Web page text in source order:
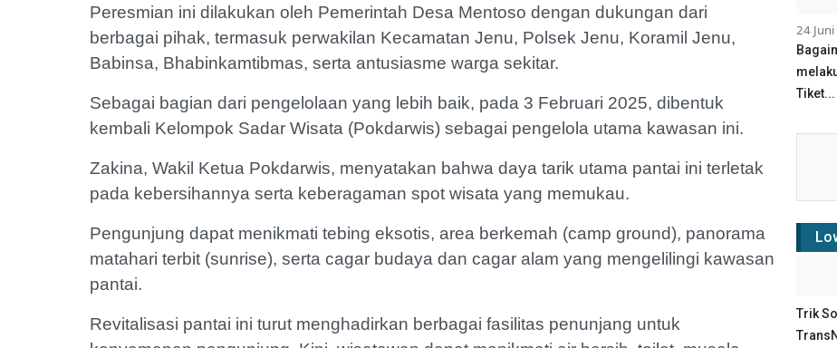
Peresmian ini dilakukan oleh Pemerintah Desa Mentoso dengan dukungan dari
berbagai pihak, termasuk perwakilan Kecamatan Jenu, Polsek Jenu, Koramil Jenu,
Babinsa, Bhabinkamtibmas, serta antusiasme warga sekitar.
Sebagai bagian dari pengelolaan yang lebih baik, pada 3 Februari 2025, dibentuk
kembali Kelompok Sadar Wisata (Pokdarwis) sebagai pengelola utama kawasan ini.
Zakina, Wakil Ketua Pokdarwis, menyatakan bahwa daya tarik utama pantai ini terletak
pada kebersihannya serta keberagaman spot wisata yang memukau.
Pengunjung dapat menikmati tebing eksotis, area berkemah (camp ground), panorama
matahari terbit (sunrise), serta cagar budaya dan cagar alam yang mengelilingi kawasan
pantai.
Revitalisasi pantai ini turut menghadirkan berbagai fasilitas penunjang untuk
24
Tiket...
Trik